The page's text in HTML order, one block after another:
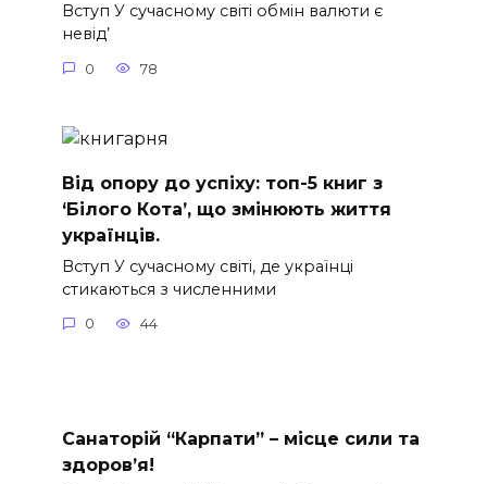
Вступ У сучасному світі обмін валюти є
невід’
0 78
Від опору до успіху: топ-5 книг з
‘Білого Кота’, що змінюють життя
українців.
Вступ У сучасному світі, де українці
стикаються з численними
0 44
Санаторій “Карпати” – місце сили та
здоров’я!